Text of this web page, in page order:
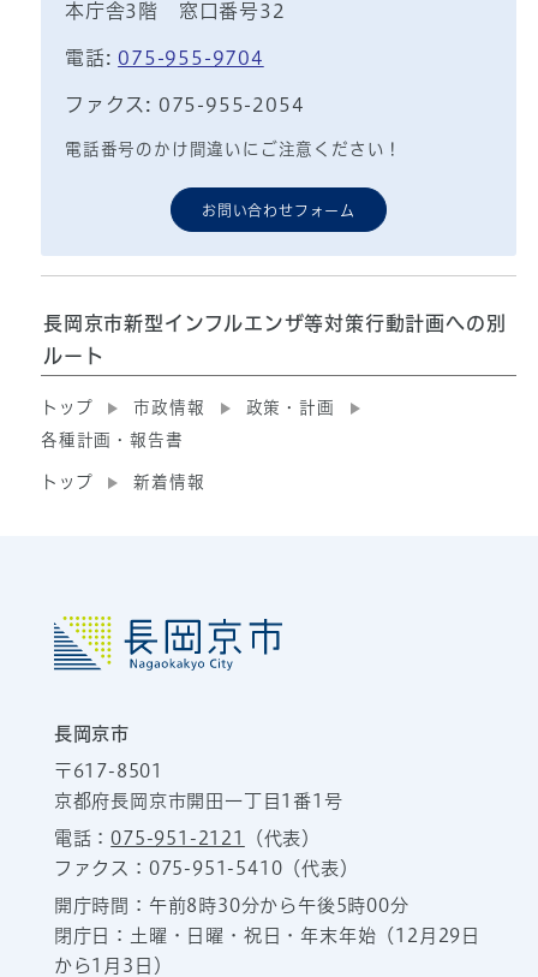
本庁舎3階 窓口番号32
電話: 075-955-9704
ファクス: 075-955-2054
電話番号のかけ間違いにご注意ください！
お問い合わせフォーム
長岡京市新型インフルエンザ等対策行動計画への別
ルート
トップ 市政情報
政策・計画
各種計画・報告書
トップ 新着情報
長岡京市
〒617-8501
京都府長岡京市開田一丁目1番1号
電話：075-951-2121
（代表）
ファクス：075-951-5410（代表）
開庁時間：午前8時30分から午後5時00分
閉庁日：土曜・日曜・祝日・年末年始（12月29日
から1月3日）